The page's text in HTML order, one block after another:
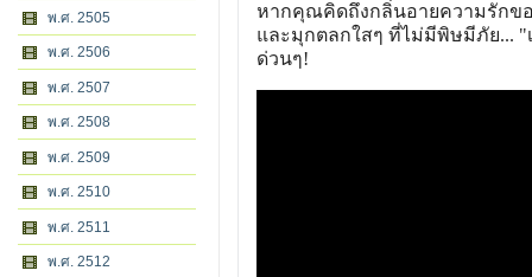
พ.ศ. 2505
พ.ศ. 2506
พ.ศ. 2507
พ.ศ. 2508
พ.ศ. 2509
พ.ศ. 2510
พ.ศ. 2511
พ.ศ. 2512
หากคุณคิดถึงกลิ่นอายความรักขอ
และมุกตลกใสๆ ที่ไม่มีพิษมีภัย...
ด่วนๆ!